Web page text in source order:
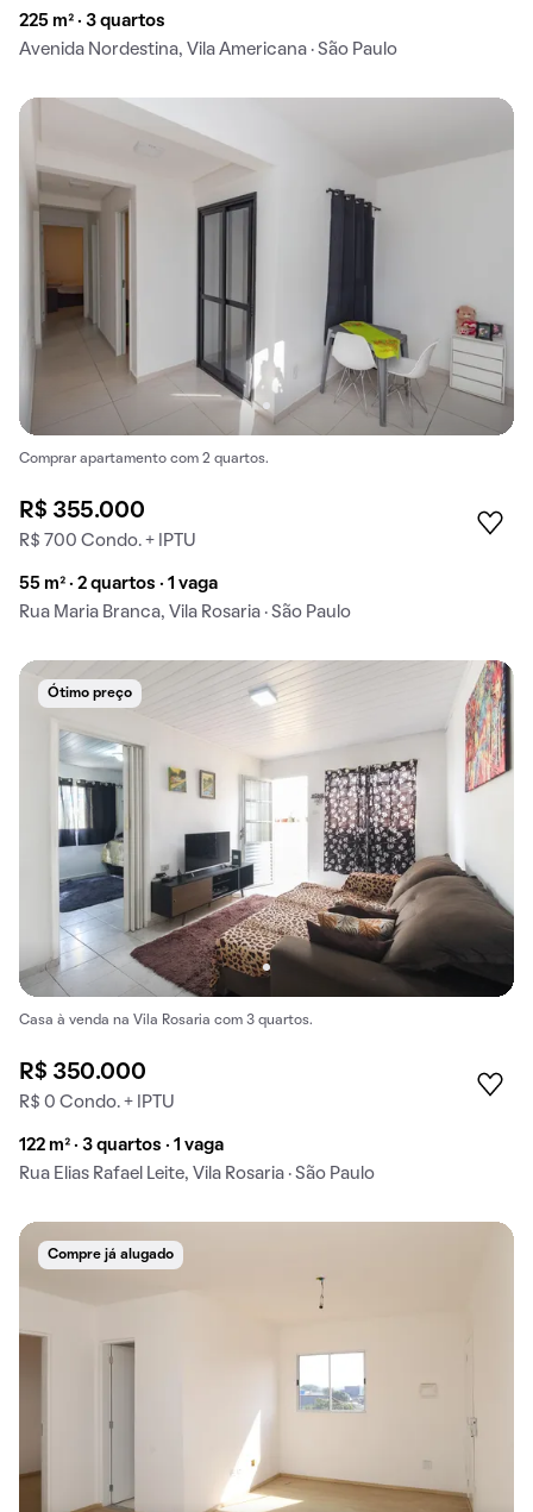
225 m² · 3 quartos
Avenida Nordestina, Vila Americana · São Paulo
Comprar apartamento com 2 quartos.
R$ 355.000
R$ 700 Condo. + IPTU
55 m² · 2 quartos · 1 vaga
Rua Maria Branca, Vila Rosaria · São Paulo
Ótimo preço
Casa à venda na Vila Rosaria com 3 quartos.
R$ 350.000
R$ 0 Condo. + IPTU
122 m² · 3 quartos · 1 vaga
Rua Elias Rafael Leite, Vila Rosaria · São Paulo
Compre já alugado